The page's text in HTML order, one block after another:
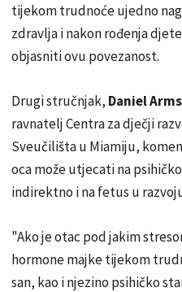
tijekom trudnoće ujedno
zdravlja i nakon rođenja
objasniti ovu povezanost.
Drugi stručnjak, Daniel
ravnatelj Centra za dječji
Sveučilišta u Miamiju,
oca može utjecati na
indirektno i na fetus u
"Ako je otac pod jakim
hormone majke tijekom
san, kao i njezino psihičko